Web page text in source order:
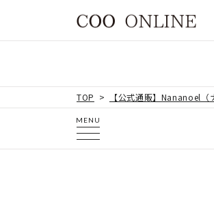
TOP 【公式通販】Nananoel
MENU